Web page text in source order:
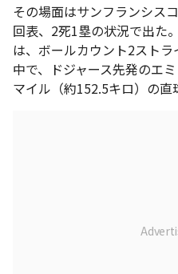
その場面はサンフランシス
回表、2死1塁の状況で出た
は、ボールカウント2スト
中で、ドジャース先発のエ
マイル（約152.5キロ）の直